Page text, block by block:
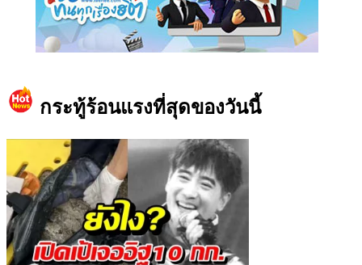
กระทู้ร้อนแรงที่สุดของวันนี้